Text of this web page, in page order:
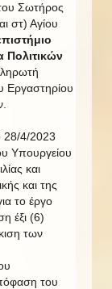
Σωτήρος
στ) Αγίου
Πολιτικών
Εργαστηρίου
28/4/2023
Υπουργείου
και
και της
το έργο
έξι (6)
των
του